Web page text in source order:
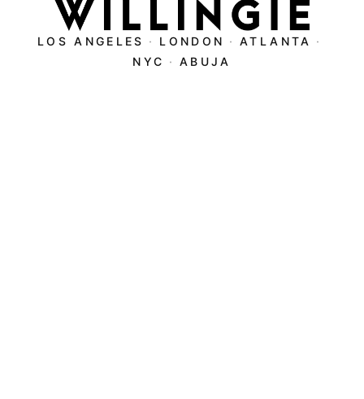
LOS ANGELES · LONDON · ATLANTA
·
NYC · ABUJA